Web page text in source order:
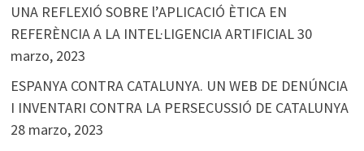
UNA REFLEXIÓ SOBRE l’APLICACIÓ ÈTICA EN
REFERÈNCIA A LA INTEL·LIGENCIA ARTIFICIAL30
marzo, 2023
ESPANYA CONTRA CATALUNYA. UN WEB DE DENÚNCIA
I INVENTARI CONTRA LA PERSECUSSIÓ DE CATALUNYA
28 marzo, 2023